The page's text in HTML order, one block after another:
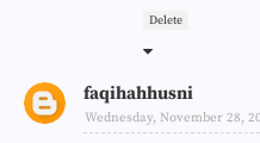
Delete
faqihahhusni
Wednesday, November 28,